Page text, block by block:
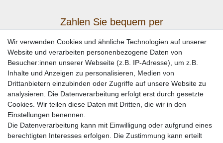
Zahlen Sie bequem per
Wir versenden mit
Wir verwenden Cookies und ähnliche Technologien auf unserer
Website und verarbeiten personenbezogene Daten von
Besucher:innen unserer Webseite (z.B. IP-Adresse), um z.B.
Inhalte und Anzeigen zu personalisieren, Medien von
Drittanbietern einzubinden oder Zugriffe auf unsere Website zu
analysieren. Die Datenverarbeitung erfolgt erst durch gesetzte
Cookies. Wir teilen diese Daten mit Dritten, die wir in den
Einstellungen benennen.
Die Datenverarbeitung kann mit Einwilligung oder aufgrund eines
berechtigten Interesses erfolgen. Die Zustimmung kann erteilt